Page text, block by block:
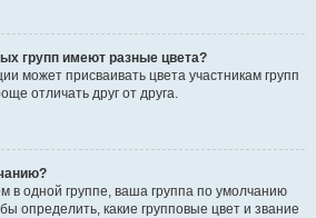
групп имеют разные цвета?
может присваивать цвета участникам групп
отличать друг от друга.
в одной группе, ваша группа по умолчанию
определить, какие групповые цвет и звание